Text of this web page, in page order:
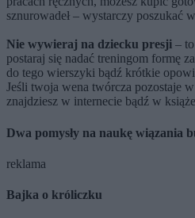
sznurowadeł – wystarczy poszukać
Nie wywieraj na dziecku presji –
postaraj się nadać treningom formę
do tego wierszyki bądź krótkie
Jeśli twoja wena twórcza pozostaje
znajdziesz w internecie bądź w
Dwa pomysły na naukę wiązania
reklama
Bajka o króliczku